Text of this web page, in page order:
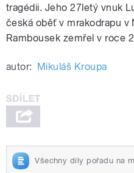
tragédii. Jeho 27letý vnuk
česká oběť v mrakodrapu v
Rambousek zemřel v roce
autor: Mikuláš Kroupa
Všechny díly pořadu na